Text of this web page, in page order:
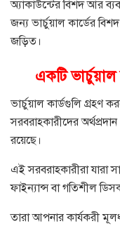
অ্যাকাউন্টের বিশদ আর
জন্য ভার্চুয়াল কার্ডের
জড়িত।
একটি
ভার্চুয়াল কার্ডগুলি গ্রহণ
সরবরাহকারীদের
রয়েছে।
এই সরবরাহকারীরা যারা
ফাইন্যান্স বা গতিশীল
তারা আপনার কার্যকরী